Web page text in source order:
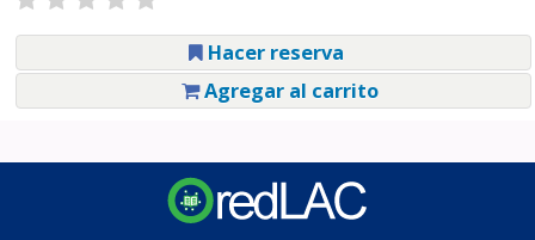
Hacer reserva
Agregar al carrito